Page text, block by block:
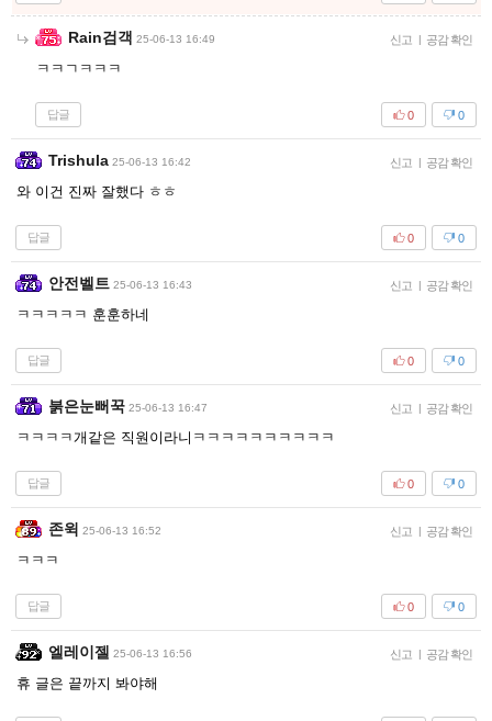
Rain검객 25-06-13 16:49 신고 | 공감 확인
ㅋㅋㄱㅋㅋㅋ
답글 0
0
Trishula 25-06-13 16:42 신고 | 공감 확인
와 이건 진짜 잘했다 ㅎㅎ
답글 0
0
안전벨트 25-06-13 16:43 신고 | 공감 확인
ㅋㅋㅋㅋㅋ 훈훈하네
답글 0
0
붉은눈뻐꾹 25-06-13 16:47 신고 | 공감 확인
ㅋㅋㅋㅋ개같은 직원이라니ㅋㅋㅋㅋㅋㅋㅋㅋㅋㅋ
답글 0
0
존윅 25-06-13 16:52 신고 | 공감 확인
ㅋㅋㅋ
답글 0
0
엘레이젤 25-06-13 16:56 신고 | 공감 확인
휴 글은 끝까지 봐야해